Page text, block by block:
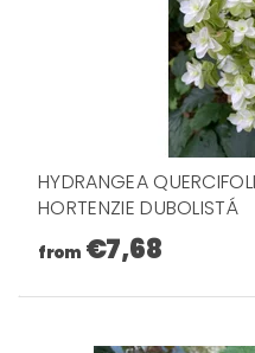
HYDRANGEA
HORTENZIE DUBOLISTÁ
from €7,68